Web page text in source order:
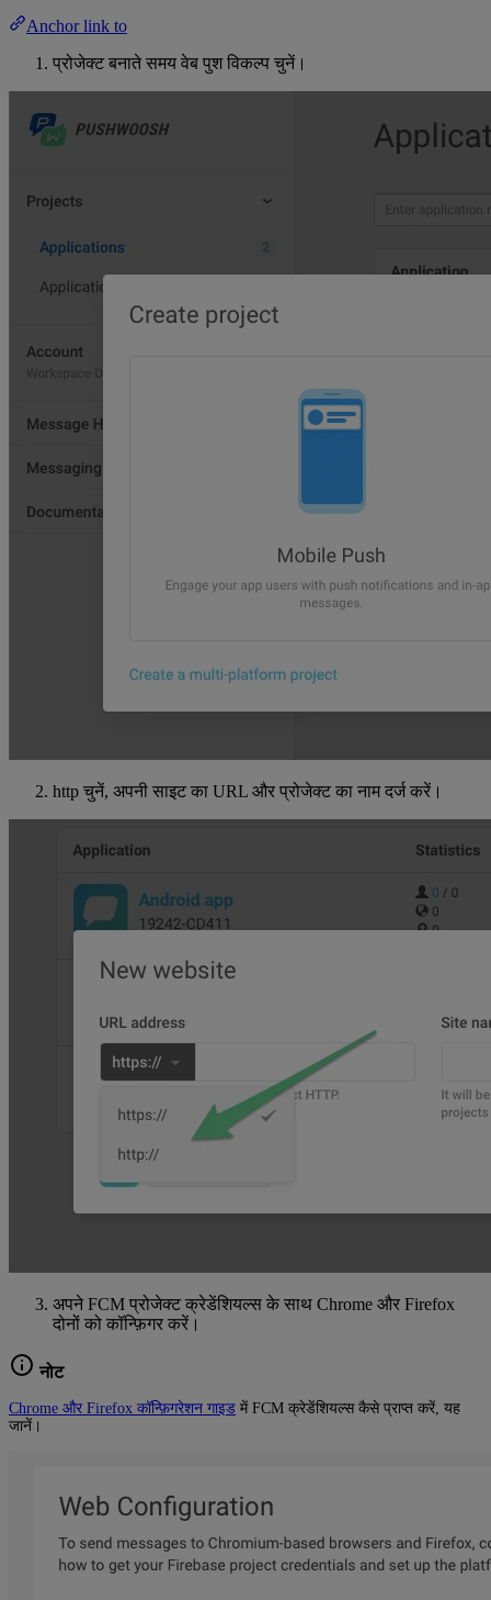
Anchor link to
प्रोजेक्ट बनाते समय वेब पुश विकल्प चुनें।
http चुनें, अपनी साइट का URL और प्रोजेक्ट का नाम दर्ज करें।
अपने FCM प्रोजेक्ट क्रेडेंशियल्स के साथ Chrome और Firefox
दोनों को कॉन्फ़िगर करें।
नोट
Chrome और Firefox कॉन्फ़िगरेशन गाइड में FCM क्रेडेंशियल्स कैसे प्राप्त करें, यह
जानें।